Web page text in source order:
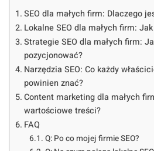
SEO dla małych firm: Dlaczego
Lokalne SEO dla małych firm:
Strategie SEO dla małych firm:
pozycjonować?
Narzędzia SEO: Co każdy
powinien znać?
Content marketing dla małych
wartościowe treści?
FAQ
Q: Po co mojej firmie SEO?